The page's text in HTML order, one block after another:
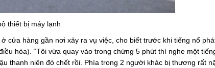
thiết bị máy lạnh
cửa hàng gần nơi xảy ra vụ việc, cho biết trước khi tiếng nổ
hòa). “Tôi vừa quay vào trong chừng 5 phút thì nghe một
thanh niên đó chết rồi. Phía trong 2 người khác bị thương rất